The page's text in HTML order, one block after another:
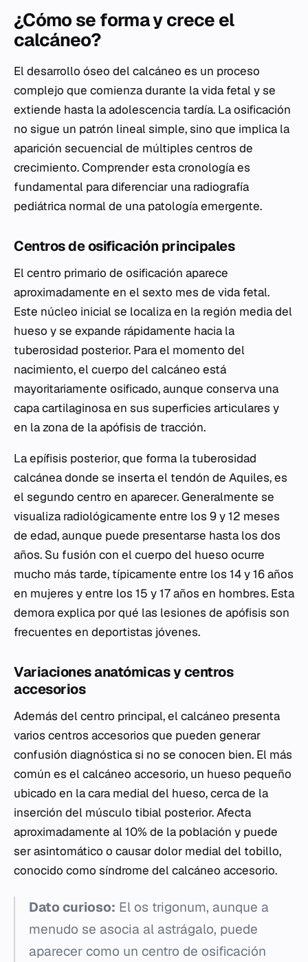
¿Cómo se forma y crece el
calcáneo?
El desarrollo óseo del calcáneo es un proceso
complejo que comienza durante la vida fetal y se
extiende hasta la adolescencia tardía. La osificación
no sigue un patrón lineal simple, sino que implica la
aparición secuencial de múltiples centros de
crecimiento. Comprender esta cronología es
fundamental para diferenciar una radiografía
pediátrica normal de una patología emergente.
Centros de osificación principales
El centro primario de osificación aparece
aproximadamente en el sexto mes de vida fetal.
Este núcleo inicial se localiza en la región media del
hueso y se expande rápidamente hacia la
tuberosidad posterior. Para el momento del
nacimiento, el cuerpo del calcáneo está
mayoritariamente osificado, aunque conserva una
capa cartilaginosa en sus superficies articulares y
en la zona de la apófisis de tracción.
La epífisis posterior, que forma la tuberosidad
calcánea donde se inserta el tendón de Aquiles, es
el segundo centro en aparecer. Generalmente se
visualiza radiológicamente entre los 9 y 12 meses
de edad, aunque puede presentarse hasta los dos
años. Su fusión con el cuerpo del hueso ocurre
mucho más tarde, típicamente entre los 14 y 16 años
en mujeres y entre los 15 y 17 años en hombres. Esta
demora explica por qué las lesiones de apófisis son
frecuentes en deportistas jóvenes.
Variaciones anatómicas y centros
accesorios
Además del centro principal, el calcáneo presenta
varios centros accesorios que pueden generar
confusión diagnóstica si no se conocen bien. El más
común es el calcáneo accesorio, un hueso pequeño
ubicado en la cara medial del hueso, cerca de la
inserción del músculo tibial posterior. Afecta
aproximadamente al 10% de la población y puede
ser asintomático o causar dolor medial del tobillo,
conocido como síndrome del calcáneo accesorio.
Dato curioso: El os trigonum, aunque a
menudo se asocia al astrágalo, puede
aparecer como un centro de osificación